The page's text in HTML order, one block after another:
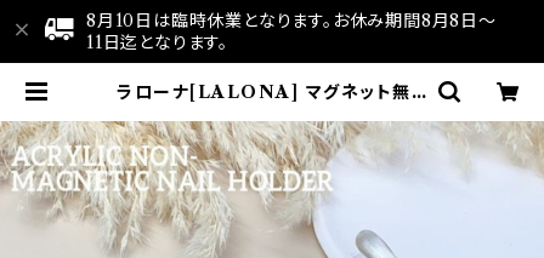
8月10日は臨時休業となります。お休み期間8月8日～
11日迄となります。
ラローナ[LALONA] マグネット無し
セット )ネイルチップ作成/マグネット
アート/マグネットジェル/ハンドメイ
ド | LALONA